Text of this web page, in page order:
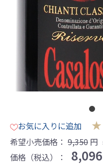
お気に入りに追加 ★
希望小売価格： 9,350 円
価格（税込）： 8,096